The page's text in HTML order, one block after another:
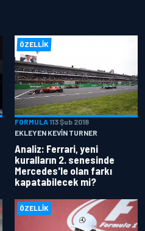
ÖZELLIK
FORMULA 113 Şub 2018
EKLEYEN KEVIN TURNER
Analiz: Ferrari, yeni
kuralların 2. senesinde
Mercedes'le olan farkı
kapatabilecek mi?
ÖZELLIK